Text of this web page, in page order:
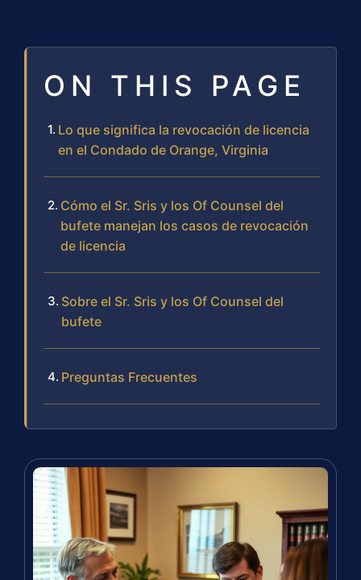
ON THIS PAGE
Lo que significa la revocación de licencia
en el Condado de Orange, Virginia
Cómo el Sr. Sris y los Of Counsel del
bufete manejan los casos de revocación
de licencia
Sobre el Sr. Sris y los Of Counsel del
bufete
Preguntas Frecuentes